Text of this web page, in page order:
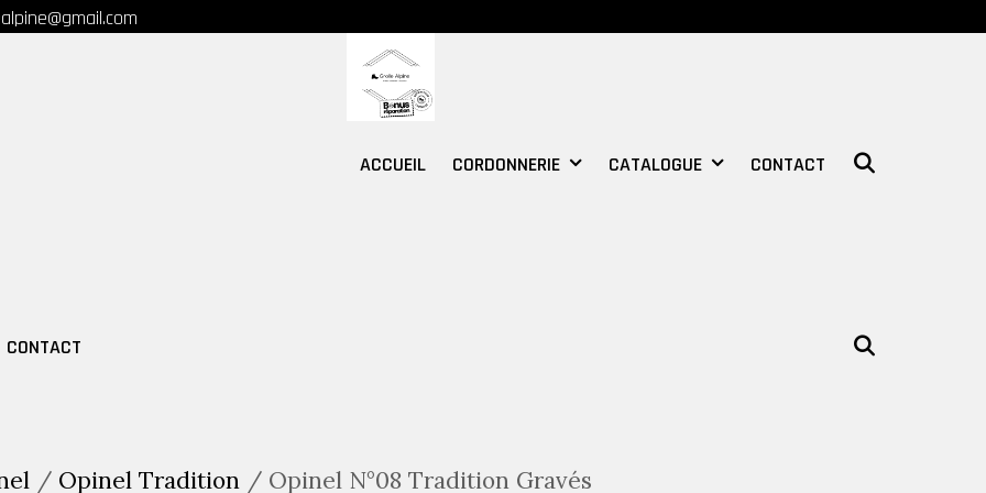
ACCUEIL CORDONNERIE CATALOGUE CONTACT
CONTACT
/ Opinel Tradition / Opinel N°08 Tradition Gravés